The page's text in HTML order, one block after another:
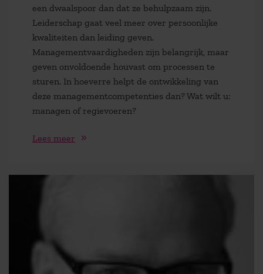
een dwaalspoor dan dat ze behulpzaam zijn.
Leiderschap gaat veel meer over persoonlijke
kwaliteiten dan leiding geven.
Managementvaardigheden zijn belangrijk, maar
geven onvoldoende houvast om processen te
sturen. In hoeverre helpt de ontwikkeling van
deze managementcompetenties dan? Wat wilt u:
managen of regievoeren?
Lees meer